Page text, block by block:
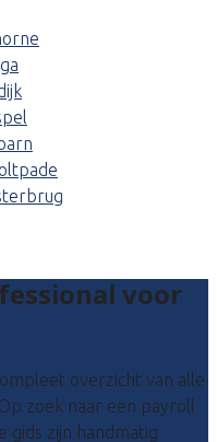
voor
overzicht van alle
zoek naar een payroll
gids zijn handmatig